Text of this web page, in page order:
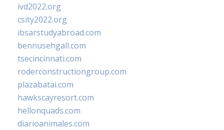
ivd2022.org
csity2022.org
ibsarstudyabroad.com
bennusehgall.com
tsecincinnati.com
roderconstructiongroup.com
plazabatai.com
hawkscayresort.com
hellonquads.com
diarioanimales.com